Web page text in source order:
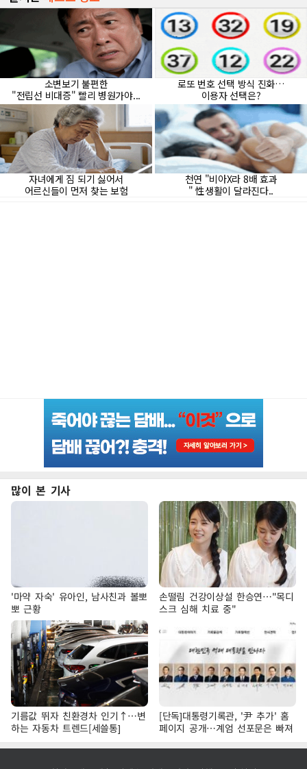
많이 본 기사
'마약 자숙' 유아인, 남사친과 볼뽀
뽀 근황
손떨림 건강이상설 한승연…"목디
스크 심해 치료 중"
기름값 뛰자 친환경차 인기↑…변
하는 자동차 트렌드[세쓸통]
[단독]대통령기록관, '尹 추가' 홈
페이지 공개…계엄 선포문은 빠져